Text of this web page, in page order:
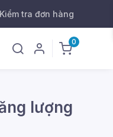
Kiểm tra đơn hàng
0
lượng